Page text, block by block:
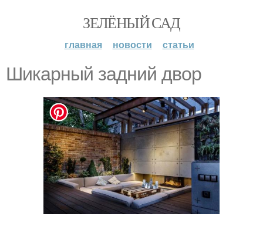
ЗЕЛЁНЫЙ САД
главная новости статьи
Шикарный задний двор